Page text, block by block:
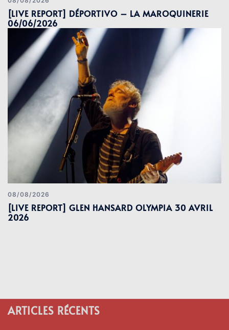
[LIVE REPORT] DÉPORTIVO – LA MAROQUINERIE
06/06/2026
08/08/2026
[LIVE REPORT] GLEN HANSARD OLYMPIA 30 AVRIL
2026
ARTICLES RÉCENTS